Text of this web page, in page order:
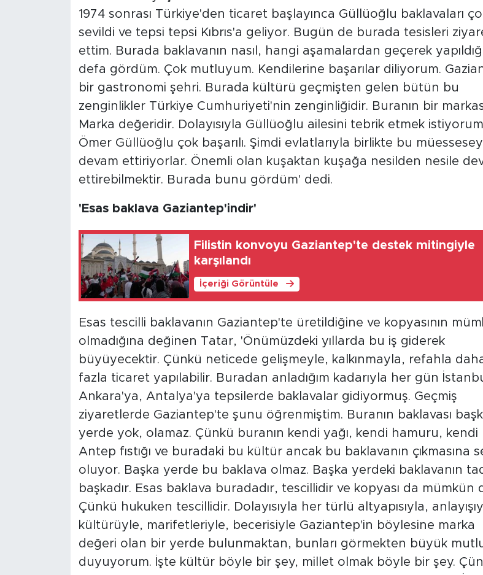
1974 sonrası Türkiye'den ticaret başlayınca Güllüoğlu baklavaları
sevildi ve tepsi tepsi Kıbrıs'a geliyor. Bugün de burada tesisleri
ettim. Burada baklavanın nasıl, hangi aşamalardan geçerek
defa gördüm. Çok mutluyum. Kendilerine başarılar diliyorum.
bir gastronomi şehri. Burada kültürü geçmişten gelen bütün bu
zenginlikler Türkiye Cumhuriyeti'nin zenginliğidir. Buranın bir
Marka değeridir. Dolayısıyla Güllüoğlu ailesini tebrik etmek
Ömer Güllüoğlu çok başarılı. Şimdi evlatlarıyla birlikte bu
devam ettiriyorlar. Önemli olan kuşaktan kuşağa nesilden nesile
ettirebilmektir. Burada bunu gördüm' dedi.
'Esas baklava Gaziantep'indir'
Filistin konvoyu Gaziantep'te destek mitingiyle
karşılandı
İçeriği Görüntüle
Esas tescilli baklavanın Gaziantep'te üretildiğine ve kopyasının
olmadığına değinen Tatar, 'Önümüzdeki yıllarda bu iş giderek
büyüyecektir. Çünkü neticede gelişmeyle, kalkınmayla, refahla
fazla ticaret yapılabilir. Buradan anladığım kadarıyla her gün
Ankara'ya, Antalya'ya tepsilerde baklavalar gidiyormuş. Geçmiş
ziyaretlerde Gaziantep'te şunu öğrenmiştim. Buranın baklavası
yerde yok, olamaz. Çünkü buranın kendi yağı, kendi hamuru, kendi
Antep fıstığı ve buradaki bu kültür ancak bu baklavanın çıkmasına
oluyor. Başka yerde bu baklava olmaz. Başka yerdeki baklavanın
başkadır. Esas baklava buradadır, tescillidir ve kopyası da mümkün
Çünkü hukuken tescillidir. Dolayısıyla her türlü altyapısıyla,
kültürüyle, marifetleriyle, becerisiyle Gaziantep'in böylesine marka
değeri olan bir yerde bulunmaktan, bunları görmekten büyük
duyuyorum. İşte kültür böyle bir şey, millet olmak böyle bir şey.